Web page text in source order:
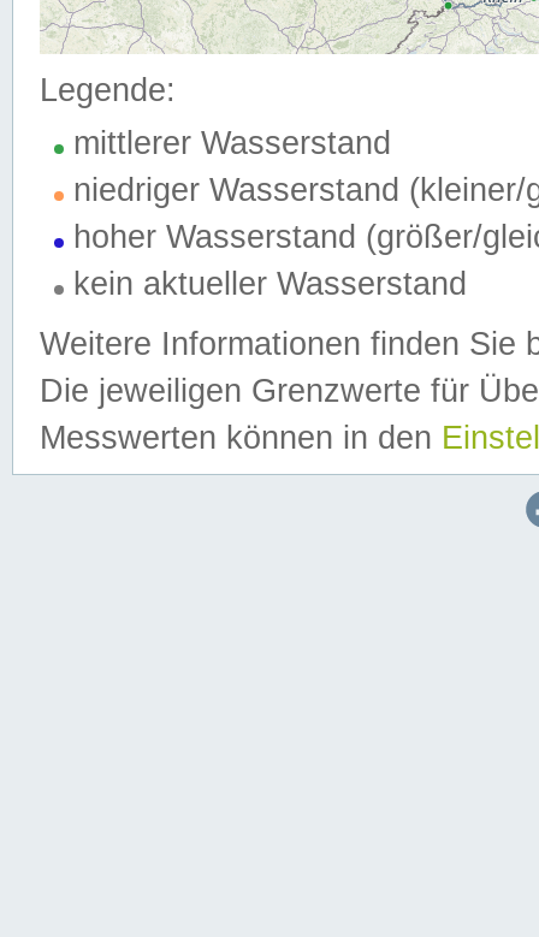
Legende:
mittlerer Wasserstand
niedriger Wasserstand (kleiner/
hoher Wasserstand (größer/
kein aktueller Wasserstand
Weitere Informationen finden Sie
Die jeweiligen Grenzwerte für
Messwerten können in den